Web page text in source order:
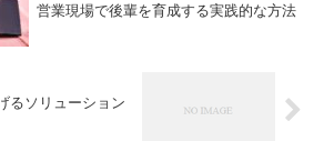
営業現場で後輩を育成する実践的な方法
るソリューション